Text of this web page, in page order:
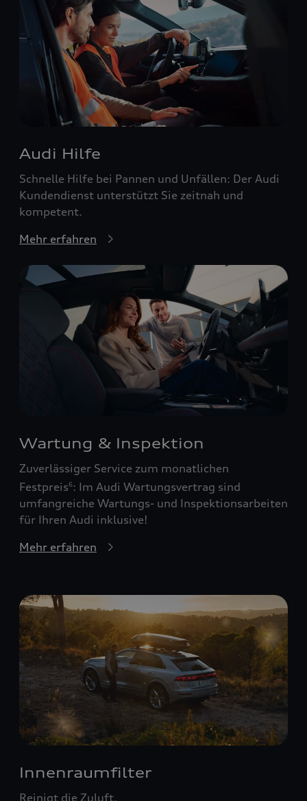
Audi Hilfe
Schnelle Hilfe bei Pannen und Unfällen: Der Audi
Kundendienst unterstützt Sie zeitnah und
kompetent.
Mehr erfahren
Wartung & Inspektion
Zuverlässiger Service zum monatlichen
Festpreis6: Im Audi Wartungsvertrag sind
umfangreiche Wartungs- und Inspektionsarbeiten
für Ihren Audi inklusive!
Mehr erfahren
Innenraumfilter
Reinigt die Zuluft.